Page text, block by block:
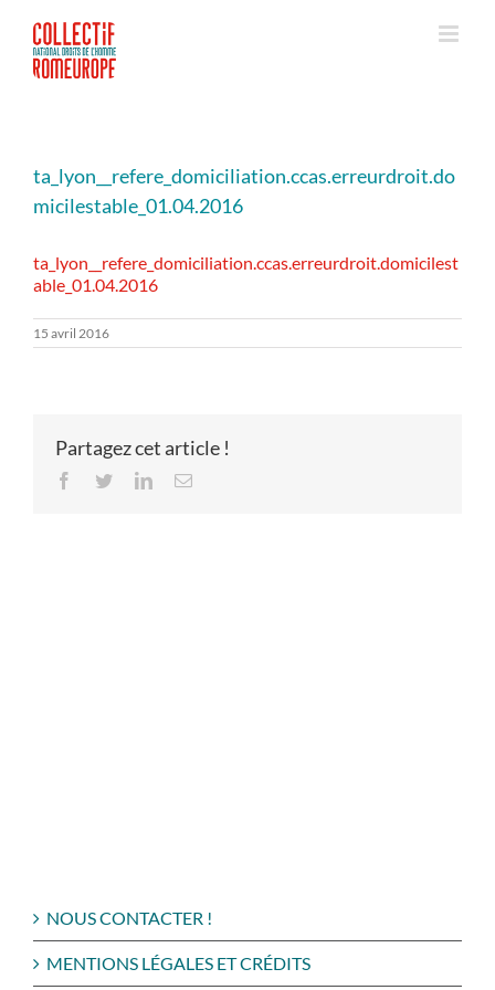
contenu
ta_lyon__refere_domiciliation.ccas.erreurdroit.do
micilestable_01.04.2016
ta_lyon__refere_domiciliation.ccas.erreurdroit.domicilest
able_01.04.2016
15 avril 2016
Partagez cet article !
Facebook
TwitterLinkedInEmail
NOUS CONTACTER !
MENTIONS LÉGALES ET CRÉDITS